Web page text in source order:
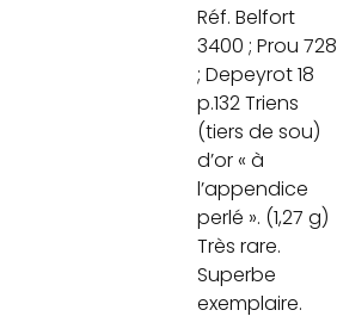
Réf. Belfort
3400 ; Prou 728
; Depeyrot 18
p.132 Triens
(tiers de sou)
d’or « à
l’appendice
perlé ». (1,27 g)
Très rare.
Superbe
exemplaire.